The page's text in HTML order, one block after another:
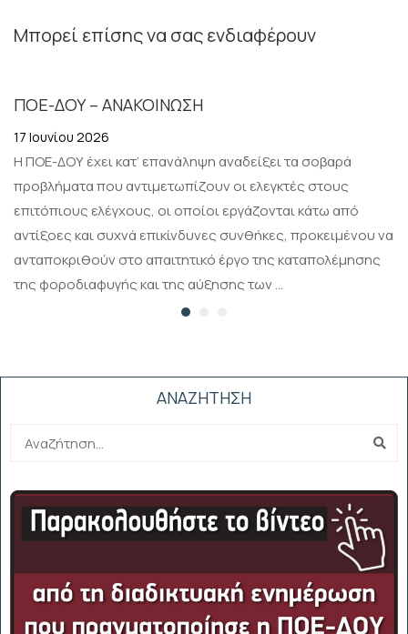
ΑΑΔΕ, ΤΟΥ ΣΔΟΕ
ΑΜΕΣΗΣ ΕΠΙΛΥΣΗΣ
ΤΟΥΣ
Μπορεί επίσης να σας ενδιαφέρουν
ΠΟΕ-ΔΟΥ – ΑΝΑΚΟΙΝΩΣΗ
17 Ιουνίου 2026
Η ΠΟΕ-ΔΟΥ έχει κατ’ επανάληψη αναδείξει τα σοβαρά
προβλήματα που αντιμετωπίζουν οι ελεγκτές στους
επιτόπιους ελέγχους, οι οποίοι εργάζονται κάτω από
αντίξοες και συχνά επικίνδυνες συνθήκες, προκειμένου να
ανταποκριθούν στο απαιτητικό έργο της καταπολέμησης
της φοροδιαφυγής και της αύξησης των …
ΑΝΑΖΗΤΗΣΗ